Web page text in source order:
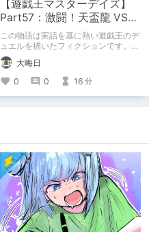
【遊戯王マスターデイズ】
Part57：激闘！天盃龍 VS
千年D【架空デュエル】
この物語は実話を基に熱い遊戯王のデ
ュエルを描いたフィクションです。
（自分用メモ：2025-05-14）
大晦日
0
0 16 分